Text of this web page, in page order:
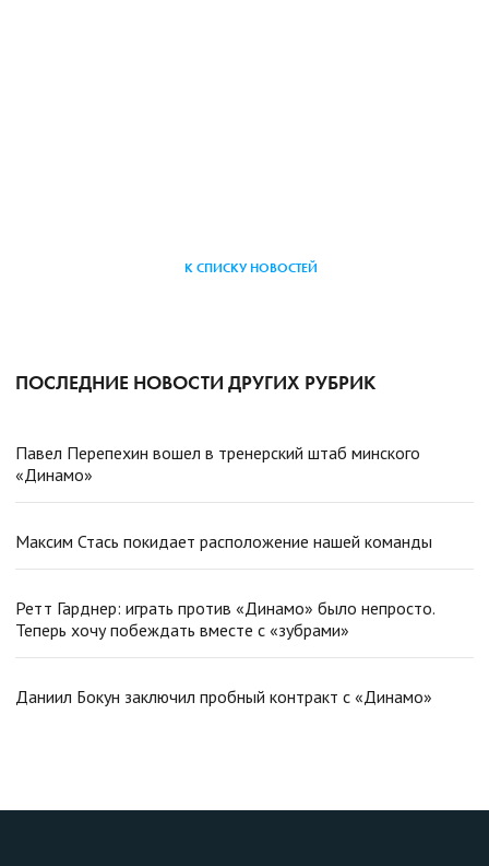
К СПИСКУ НОВОСТЕЙ
ПОСЛЕДНИЕ НОВОСТИ ДРУГИХ РУБРИК
Павел Перепехин вошел в тренерский штаб минского
«Динамо»
Максим Стась покидает расположение нашей команды
Ретт Гарднер: играть против «Динамо» было непросто.
Теперь хочу побеждать вместе с «зубрами»
Даниил Бокун заключил пробный контракт с «Динамо»